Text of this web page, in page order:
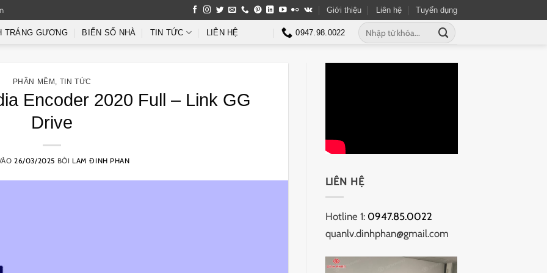
Giới thiệu Liên hệ Tuyển dụng
TRÁNG GƯƠNG BIỂN SỐ NHÀ TIN TỨC LIÊN HỆ 0947.98.0022
Tìm
kiếm:
PHẦN MỀM TIN TỨC
Encoder 2020 Full – Link GG
Drive
26/03/2025 BỞI LAM ĐINH PHAN
LIÊN HỆ
Hotline 1: 0947.85.0022
quanlv.dinhphan@gmail.com